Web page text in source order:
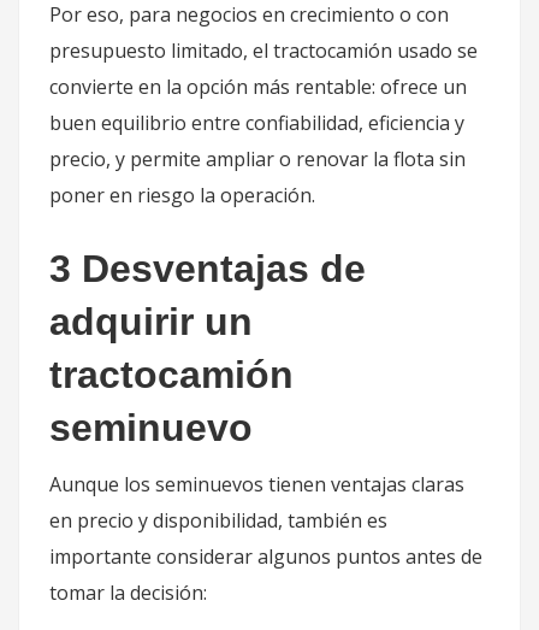
Por eso, para negocios en crecimiento o con
presupuesto limitado, el tractocamión usado se
convierte en la opción más rentable: ofrece un
buen equilibrio entre confiabilidad, eficiencia y
precio, y permite ampliar o renovar la flota sin
poner en riesgo la operación.
3 Desventajas de
adquirir un
tractocamión
seminuevo
Aunque los seminuevos tienen ventajas claras
en precio y disponibilidad, también es
importante considerar algunos puntos antes de
tomar la decisión: